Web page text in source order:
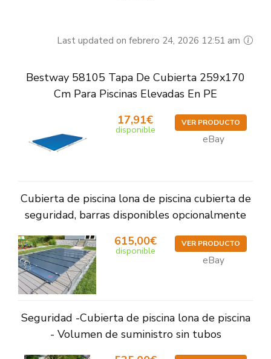
Last updated on febrero 24, 2026 12:51 am
Bestway 58105 Tapa De Cubierta 259x170
Cm Para Piscinas Elevadas En PE
17,91€
disponible
VER PRODUCTO
eBay
Cubierta de piscina lona de piscina cubierta de
seguridad, barras disponibles opcionalmente
615,00€
disponible
VER PRODUCTO
eBay
Seguridad -Cubierta de piscina lona de piscina
- Volumen de suministro sin tubos